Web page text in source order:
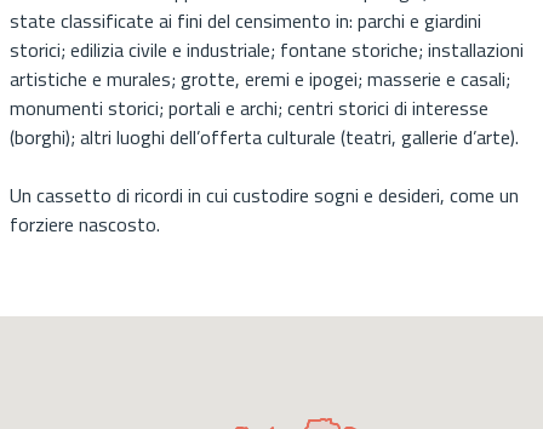
state classificate ai fini del censimento in: parchi e giardini
storici; edilizia civile e industriale; fontane storiche; installazioni
artistiche e murales; grotte, eremi e ipogei; masserie e casali;
monumenti storici; portali e archi; centri storici di interesse
(borghi); altri luoghi dell’offerta culturale (teatri, gallerie d’arte).
Un cassetto di ricordi in cui custodire sogni e desideri, come un
forziere nascosto.